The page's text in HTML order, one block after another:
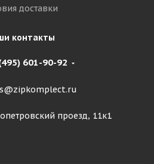
доставки
контакты
601-90-92
проезд, 11к1